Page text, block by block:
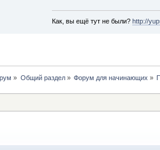
Как, вы ещё тут не были? http://
» Общий раздел» Форум для начинающих »